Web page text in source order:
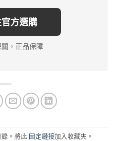
官方選購
，正品保障
。將此 固定鏈接加入收藏夾。